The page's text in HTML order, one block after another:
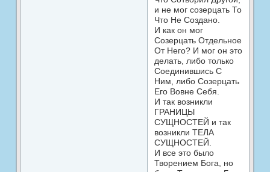
и не мог созерцать То
Что Не Создано.
И как он мог
Созерцать Отдельное
От Него? И мог он это
делать, либо только
Соединившись С
Ним, либо Созерцать
Его Вовне Себя.
И так возникли
ГРАНИЦЫ
СУЩНОСТЕЙ и так
возникли ТЕЛА
СУЩНОСТЕЙ.
И все это было
Творением Бога, но